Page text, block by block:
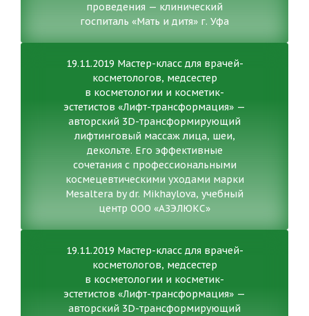
проведения — клинический
госпиталь «Мать и дитя» г. Уфа
19.11.2019 Мастер-класс для врачей-
косметологов, медсестер
в косметологии и косметик-
эстетистов «Лифт-трансформация» —
авторский 3D-трансформирующий
лифтинговый массаж лица, шеи,
декольте. Его эффективные
сочетания с профессиональными
космецевтическими уходами марки
Mesaltera by dr. Mikhaylova, учебный
центр ООО «АЗЭЛЮКС»
19.11.2019 Мастер-класс для врачей-
косметологов, медсестер
в косметологии и косметик-
эстетистов «Лифт-трансформация» —
авторский 3D-трансформирующий